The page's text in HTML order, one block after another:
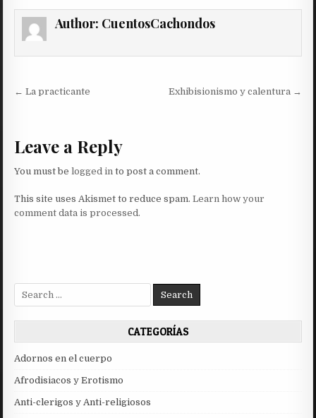
Author: CuentosCachondos
Post
← La practicante Exhibisionismo y calentura →
Leave a Reply
You must belogged in to post a comment.
This site uses Akismet to reduce spam.Learn how your
comment data is processed.
Search
for:
CATEGORÍAS
Adornos en el cuerpo
Afrodisiacos y Erotismo
Anti-clerigos y Anti-religiosos